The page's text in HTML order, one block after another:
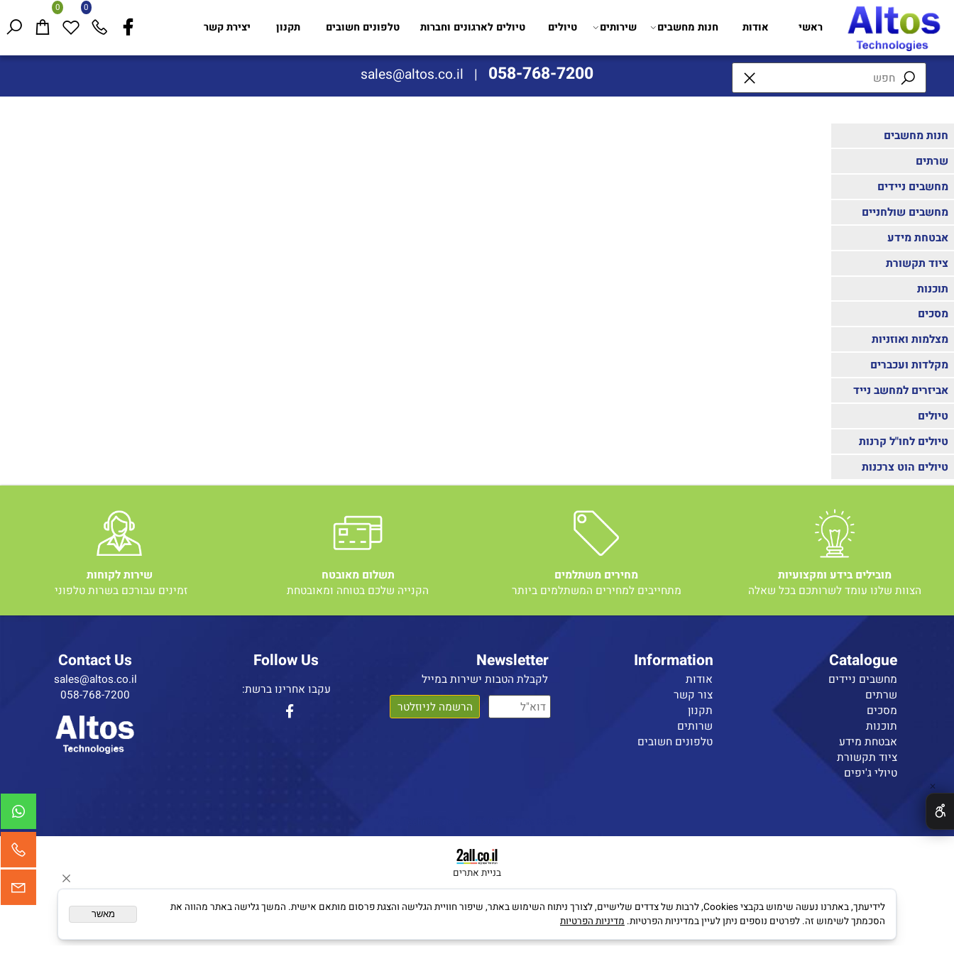
058-768-7200
|
sales@altos.co.il
0 0
ראשי אודות חנות מחשבים שירותים טיולים טיולים לארגונים וחברות טלפונים חשובים תקנון יצירת קשר
ניידים
שולחניים
קרנות
צרכנות
מובילים בידע ומקצועיות
שלנו עומד לשרותכם בכל שאלה
מחירים משתלמים
מתחייבים למחירים המשתלמים ביותר
תשלום מאובטח
הקנייה שלכם בטוחה ומאובטחת
שירות לקוחות
זמינים עבורכם בשרות טלפוני
Catalogue
מחשבים ניידים
אבטחת מידע
ציוד תקשורת
Information
צור קשר
Newsletter
לקבלת הטבות ישירות במייל
Follow Us
עקבו אחרינו ברשת:
Contact Us
058-768-7200
Altos Technologies © 2020 All Rights Reserved
בניית אתרים
לידיעתך, באתרנו נעשה שימוש בקבצי Cookies, לרבות של צדדים שלישיים, לצורך ניתוח השימוש באתר, שיפור חוויית הגלישה והצגת פרסום מותאם אישית. המשך גלישה באתר מהווה את